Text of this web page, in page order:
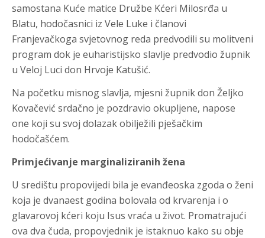
samostana Kuće matice Družbe Kćeri Milosrđa u
Blatu, hodočasnici iz Vele Luke i članovi
Franjevačkoga svjetovnog reda predvodili su molitveni
program dok je euharistijsko slavlje predvodio župnik
u Veloj Luci don Hrvoje Katušić.
Na početku misnog slavlja, mjesni župnik don Željko
Kovačević srdačno je pozdravio okupljene, napose
one koji su svoj dolazak obilježili pješačkim
hodočašćem.
Primjećivanje marginaliziranih žena
U središtu propovijedi bila je evanđeoska zgoda o ženi
koja je dvanaest godina bolovala od krvarenja i o
glavarovoj kćeri koju Isus vraća u život. Promatrajući
ova dva čuda, propovjednik je istaknuo kako su obje